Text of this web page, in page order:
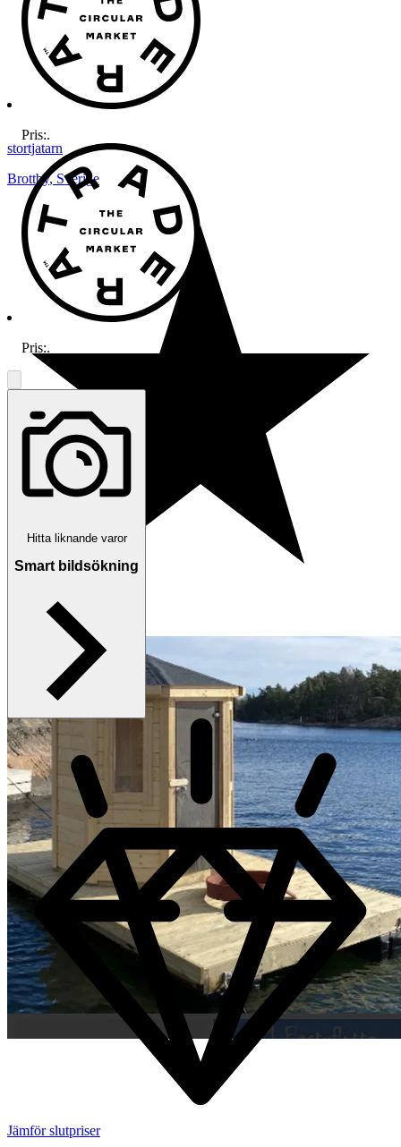
stortjatarn
Brottby, Sverige
Pris:.
Pris:.
Hitta liknande varor
Smart bildsökning
Jämför slutpriser